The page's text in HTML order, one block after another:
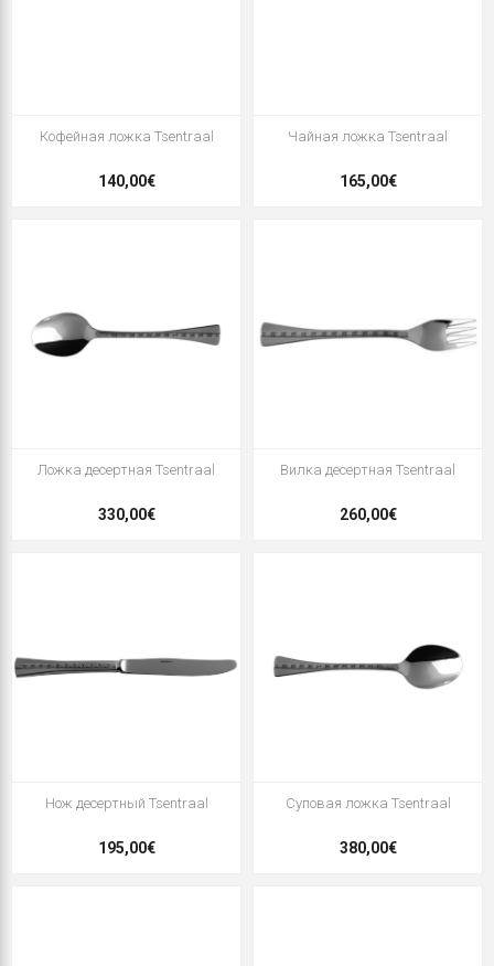
Кофейная ложка Tsentraal
140,00€
Чайная ложка Tsentraal
165,00€
Ложка десертная Tsentraal
330,00€
Вилка десертная Tsentraal
260,00€
Нож десертный Tsentraal
195,00€
Суповая ложка Tsentraal
380,00€